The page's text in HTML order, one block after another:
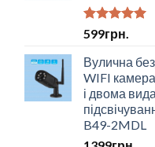
Оцінено в
з 5
599грн.
Вулична
WIFI камера
і двома
B49-2MDL